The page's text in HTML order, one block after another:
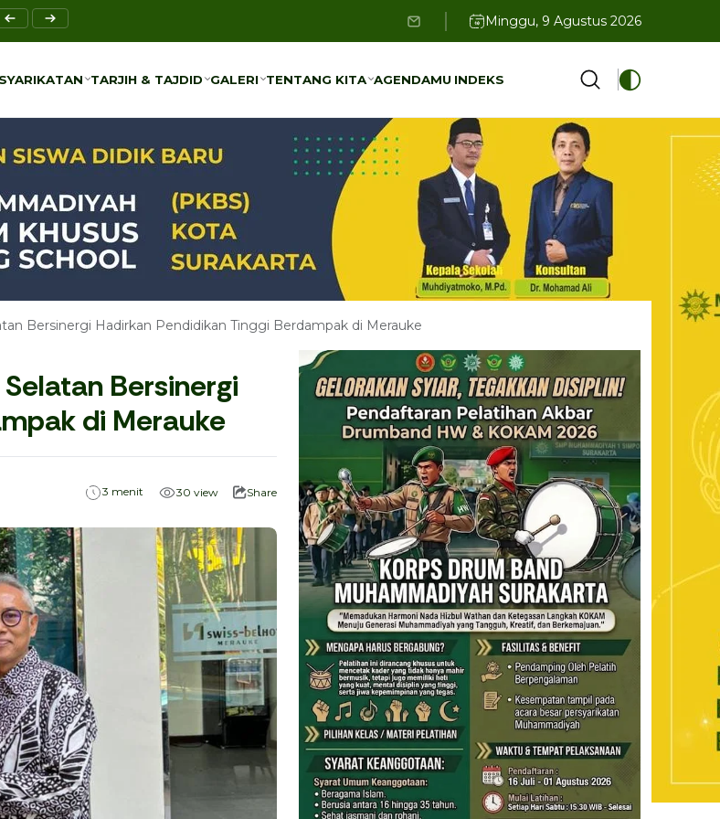
Sociopreneurship di Muktamar NA
Bukan Ketegangan
Minggu, 9 Agustus 2026
TARJIH & TAJDID GALERI TENTANG KITA AGENDAMU INDEKS
Bersinergi Hadirkan Pendidikan Tinggi Berdampak di Merauke
Bersinergi
di Merauke
3 menit 30 view Share